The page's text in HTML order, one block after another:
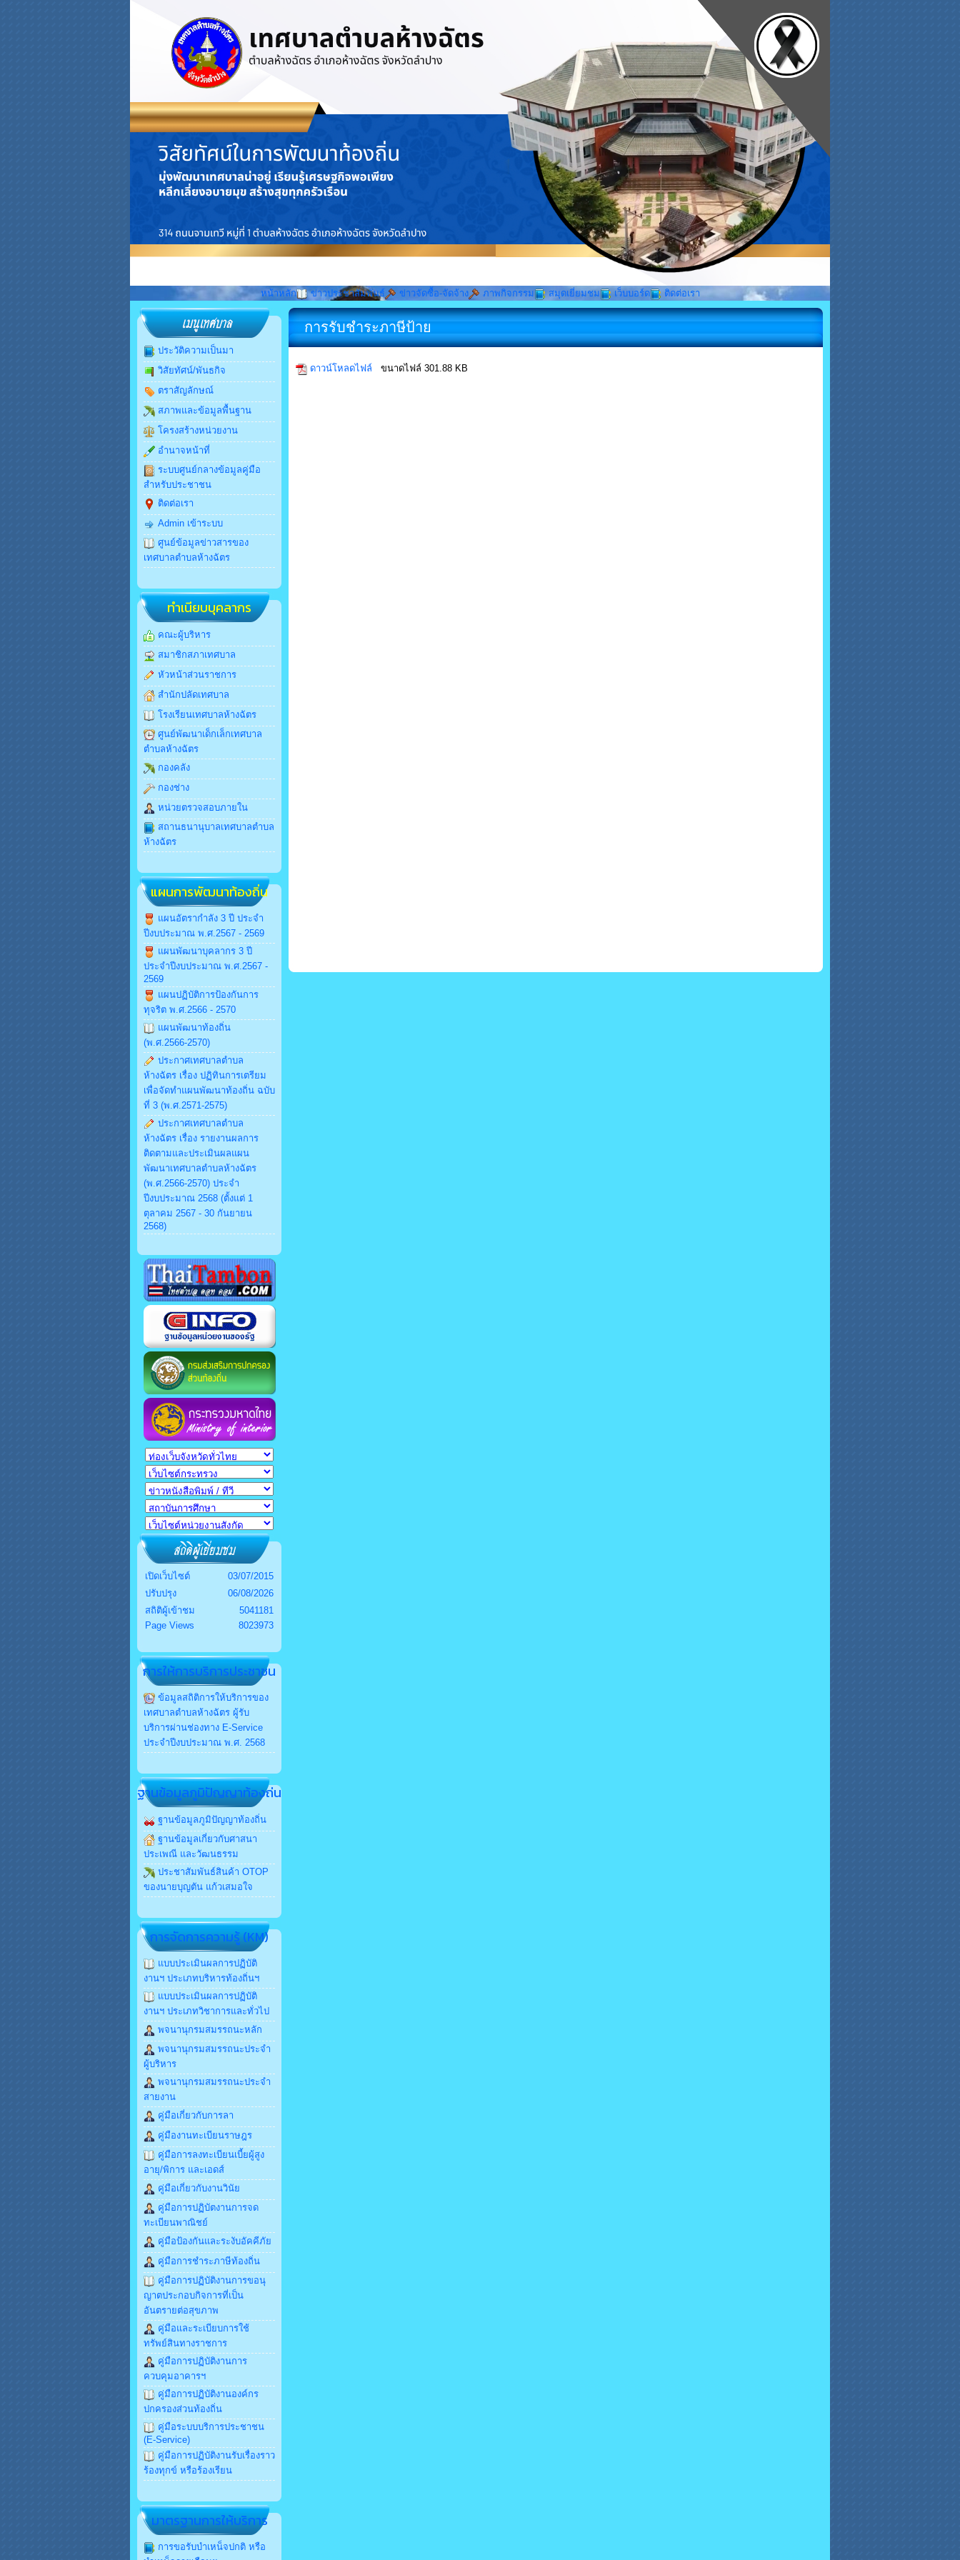
หน้าหลัก ข่าวประชาสัมพันธ์ ข่าวจัดซื้อ-จัดจ้าง ภาพกิจกรรม สมุดเยี่ยมชม เว็บบอร์ด ติดต่อเรา
ประวัติความเป็นมา
วิสัยทัศน์/พันธกิจ
ตราสัญลักษณ์
สภาพและข้อมูลพื้นฐาน
โครงสร้างหน่วยงาน
อำนาจหน้าที่
ระบบศูนย์กลางข้อมูลคู่มือ
สำหรับประชาชน
ติดต่อเรา
Admin เข้าระบบ
ศูนย์ข้อมูลข่าวสารของ
เทศบาลตำบลห้างฉัตร
ทำเนียบบุคลากร
คณะผู้บริหาร
สมาชิกสภาเทศบาล
หัวหน้าส่วนราชการ
สำนักปลัดเทศบาล
โรงเรียนเทศบาลห้างฉัตร
ศูนย์พัฒนาเด็กเล็กเทศบาล
ตำบลห้างฉัตร
กองคลัง
กองช่าง
หน่วยตรวจสอบภายใน
สถานธนานุบาลเทศบาลตำบล
ห้างฉัตร
แผนการพัฒนาท้องถิ่น
แผนอัตรากำลัง 3 ปี ประจำ
ปีงบประมาณ พ.ศ.2567 - 2569
แผนพัฒนาบุคลากร 3 ปี
ประจำปีงบประมาณ พ.ศ.2567 -
2569
แผนปฏิบัติการป้องกันการ
ทุจริต พ.ศ.2566 - 2570
แผนพัฒนาท้องถิ่น
(พ.ศ.2566-2570)
ประกาศเทศบาลตำบล
ห้างฉัตร เรื่อง ปฏิทินการเตรียม
เพื่อจัดทำแผนพัฒนาท้องถิ่น ฉบับ
ที่ 3 (พ.ศ.2571-2575)
ประกาศเทศบาลตำบล
ห้างฉัตร เรื่อง รายงานผลการ
ติดตามและประเมินผลแผน
พัฒนาเทศบาลตำบลห้างฉัตร
(พ.ศ.2566-2570) ประจำ
ปีงบประมาณ 2568 (ตั้งแต่ 1
ตุลาคม 2567 - 30 กันยายน
2568)
เปิดเว็บไซต์
03/07/2015
ปรับปรุง
06/08/2026
สถิติผู้เข้าชม
5041181
Page Views
8023973
การให้การบริการประชาชน
ข้อมูลสถิติการให้บริการของ
เทศบาลตำบลห้างฉัตร ผู้รับ
บริการผ่านช่องทาง E-Service
ประจำปีงบประมาณ พ.ศ. 2568
ฐานข้อมูลภูมิปัญญาท้องถ่น
ฐานข้อมูลภูมิปัญญาท้องถิ่น
ฐานข้อมูลเกี่ยวกับศาสนา
ประเพณี และวัฒนธรรม
ประชาสัมพันธ์สินค้า OTOP
ของนายบุญตัน แก้วเสมอใจ
การจัดการความรู้ (KM)
แบบประเมินผลการปฏิบัติ
งานฯ ประเภทบริหารท้องถิ่นฯ
แบบประเมินผลการปฏิบัติ
งานฯ ประเภทวิชาการและทั่วไป
พจนานุกรมสมรรถนะหลัก
พจนานุกรมสมรรถนะประจำ
ผู้บริหาร
พจนานุกรมสมรรถนะประจำ
สายงาน
คู่มือเกี่ยวกับการลา
คู่มืองานทะเบียนราษฎร
คู่มือการลงทะเบียนเบี้ยผู้สูง
อายุ/พิการ และเอดส์
คู่มือเกี่ยวกับงานวินัย
คู่มือการปฏิบัตงานการจด
ทะเบียนพาณิชย์
คู่มือป้องกันและระงับอัคคีภัย
คู่มือการชำระภาษีท้องถิ่น
คู่มือการปฏิบัติงานการขอนุ
ญาตประกอบกิจการที่เป็น
อันตรายต่อสุขภาพ
คู่มือและระเบียบการใช้
ทรัพย์สินทางราชการ
คู่มือการปฏิบัติงานการ
ควบคุมอาคารฯ
คู่มือการปฏิบัติงานองค์กร
ปกครองส่วนท้องถิ่น
คู่มือระบบบริการประชาชน
(E-Service)
คู่มือการปฏิบัติงานรับเรื่องราว
ร้องทุกข์ หรือร้องเรียน
มาตรฐานการให้บริการ
การขอรับบำเหน็จปกติ หรือ
การรับชำระภาษีป้าย
ดาวน์โหลดไฟล์ ขนาดไฟล์ 301.88 KB